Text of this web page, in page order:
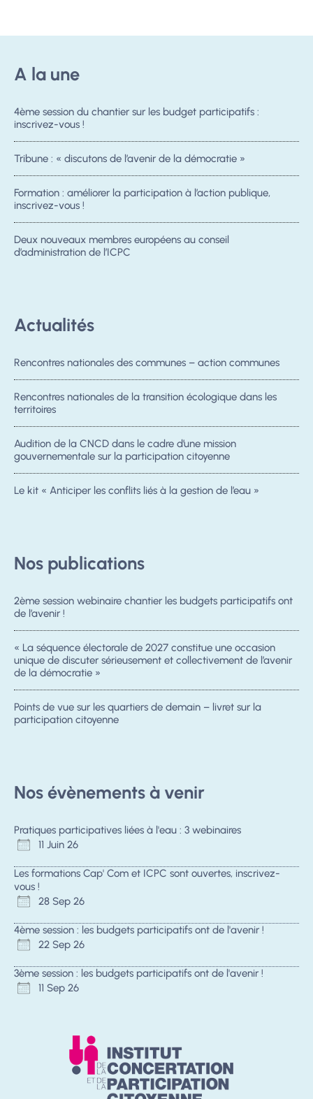
A la une
4ème session du chantier sur les budget participatifs :
inscrivez-vous !
Tribune : « discutons de l’avenir de la démocratie »
Formation : améliorer la participation à l’action publique,
inscrivez-vous !
Deux nouveaux membres européens au conseil
d’administration de l’ICPC
Actualités
Rencontres nationales des communes – action communes
Rencontres nationales de la transition écologique dans les
territoires
Audition de la CNCD dans le cadre d’une mission
gouvernementale sur la participation citoyenne
Le kit « Anticiper les conflits liés à la gestion de l’eau »
Nos publications
2ème session webinaire chantier les budgets participatifs ont
de l’avenir !
« La séquence électorale de 2027 constitue une occasion
unique de discuter sérieusement et collectivement de l’avenir
de la démocratie »
Points de vue sur les quartiers de demain – livret sur la
participation citoyenne
Nos évènements à venir
Pratiques participatives liées à l'eau : 3 webinaires
11 Juin 26
Les formations Cap' Com et ICPC sont ouvertes, inscrivez-
vous !
28 Sep 26
4ème session : les budgets participatifs ont de l'avenir !
22 Sep 26
3ème session : les budgets participatifs ont de l'avenir !
11 Sep 26